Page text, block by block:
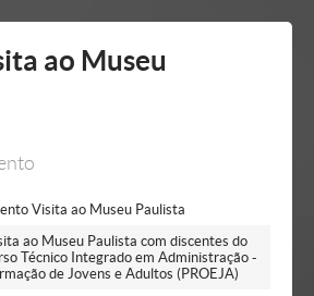
ao Museu
Visita ao Museu Paulista
ao Museu Paulista com discentes do
Técnico Integrado em Administração -
de Jovens e Adultos (PROEJA)